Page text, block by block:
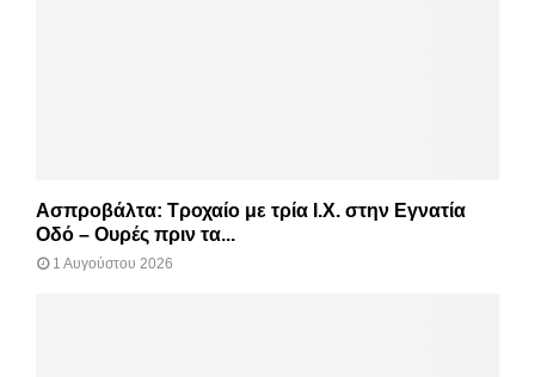
Ασπροβάλτα: Τροχαίο με τρία Ι.Χ. στην Εγνατία
Οδό – Ουρές πριν τα...
1 Αυγούστου 2026